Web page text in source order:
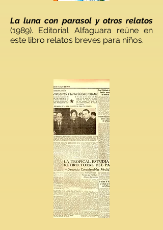
​La luna con parasol y otros relatos
(1989). Editorial Alfaguara reúne en
este libro relatos breves para niños.